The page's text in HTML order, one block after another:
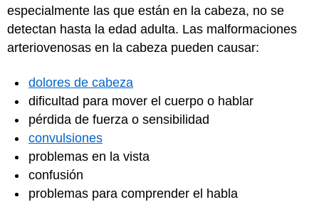
especialmente las que están en la cabeza, no se
detectan hasta la edad adulta. Las malformaciones
arteriovenosas en la cabeza pueden causar:
dolores de cabeza
dificultad para mover el cuerpo o hablar
pérdida de fuerza o sensibilidad
convulsiones
problemas en la vista
confusión
problemas para comprender el habla